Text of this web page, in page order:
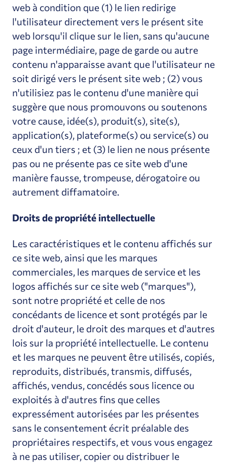
web à condition que (1) le lien redirige
l'utilisateur directement vers le présent site
web lorsqu'il clique sur le lien, sans qu'aucune
page intermédiaire, page de garde ou autre
contenu n'apparaisse avant que l'utilisateur ne
soit dirigé vers le présent site web ; (2) vous
n'utilisiez pas le contenu d'une manière qui
suggère que nous promouvons ou soutenons
votre cause, idée(s), produit(s), site(s),
application(s), plateforme(s) ou service(s) ou
ceux d'un tiers ; et (3) le lien ne nous présente
pas ou ne présente pas ce site web d'une
manière fausse, trompeuse, dérogatoire ou
autrement diffamatoire.
Droits de propriété intellectuelle
Les caractéristiques et le contenu affichés sur
ce site web, ainsi que les marques
commerciales, les marques de service et les
logos affichés sur ce site web ("marques"),
sont notre propriété et celle de nos
concédants de licence et sont protégés par le
droit d'auteur, le droit des marques et d'autres
lois sur la propriété intellectuelle. Le contenu
et les marques ne peuvent être utilisés, copiés,
reproduits, distribués, transmis, diffusés,
affichés, vendus, concédés sous licence ou
exploités à d'autres fins que celles
expressément autorisées par les présentes
sans le consentement écrit préalable des
propriétaires respectifs, et vous vous engagez
à ne pas utiliser, copier ou distribuer le